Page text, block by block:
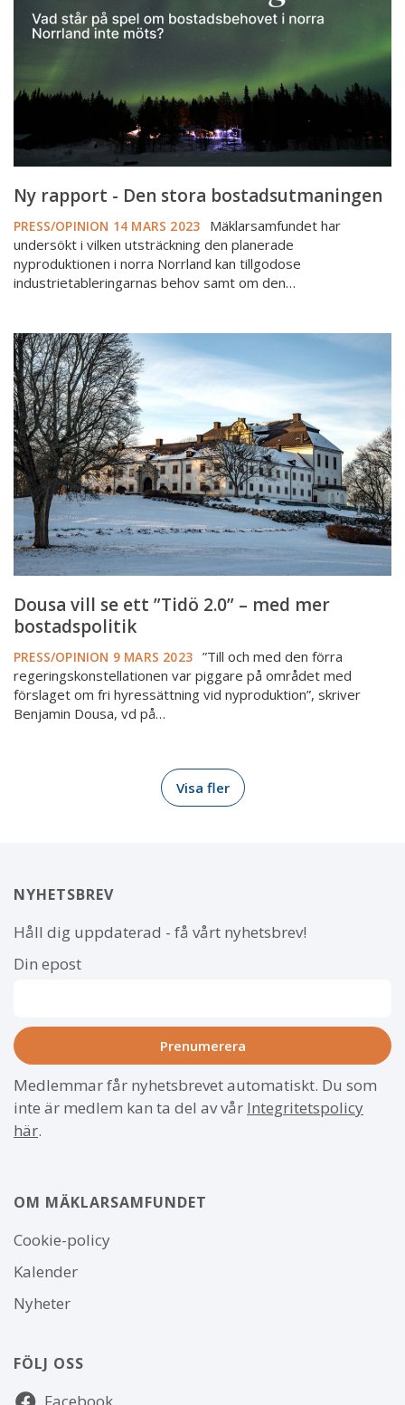
stora
bostadsutmaningen
Ny rapport - Den stora bostadsutmaningen
PRESS/OPINION 14 MARS 2023
Mäklarsamfundet har
undersökt i vilken utsträckning den planerade
nyproduktionen i norra Norrland kan tillgodose
industrietableringarnas behov samt om den…
Dousa
vill
se
ett
”Tidö
2.0”
med
mer
bostadspolitik
Dousa vill se ett ”Tidö 2.0” – med mer
bostadspolitik
PRESS/OPINION 9 MARS 2023 ”Till och med den förra
regeringskonstellationen var piggare på området med
förslaget om fri hyressättning vid nyproduktion”, skriver
Benjamin Dousa, vd på…
Visa fler
NYHETSBREV
Håll dig uppdaterad - få vårt nyhetsbrev!
Din epost
Medlemmar får nyhetsbrevet automatiskt. Du som
inte är medlem kan ta del av vår Integritetspolicy
här.
OM MÄKLARSAMFUNDET
Om
webbplatsen
Cookie-policy
Kalender
Nyheter
FÖLJ OSS
Följ